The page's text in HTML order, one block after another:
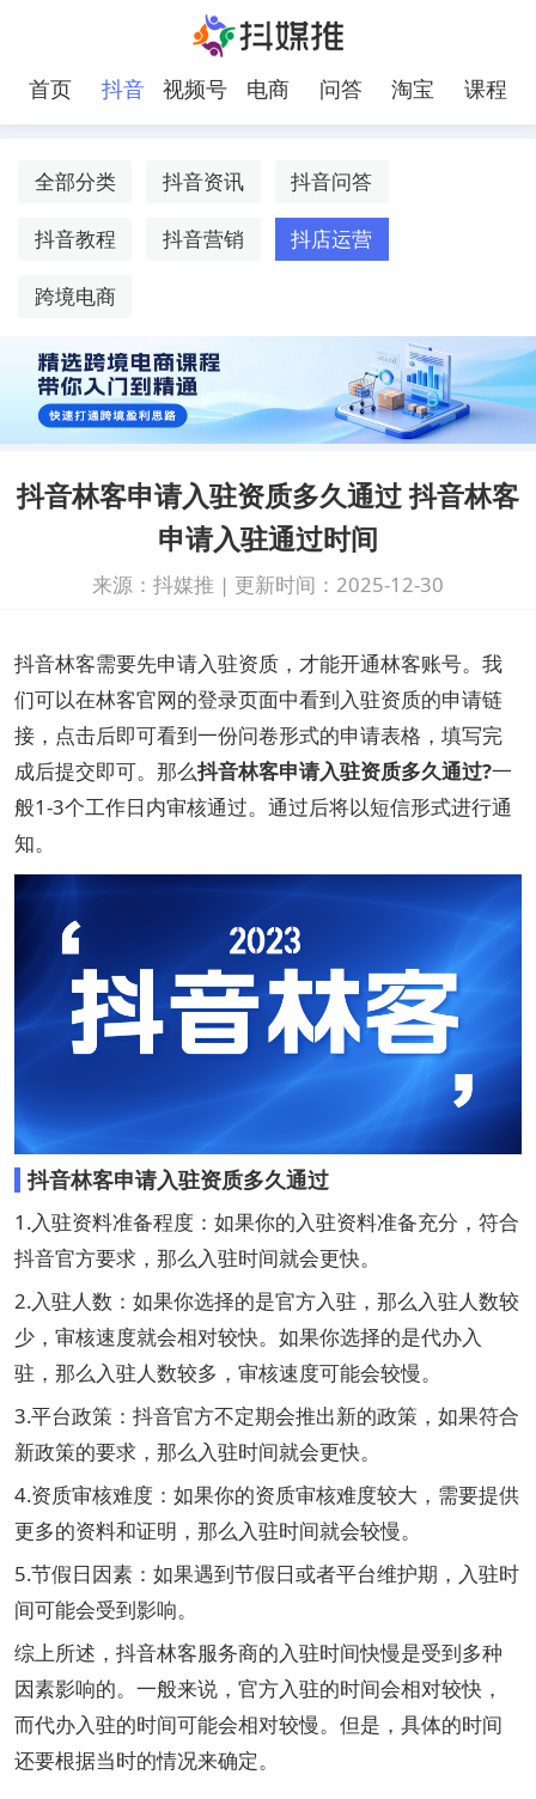
首页 抖音 视频号 电商 问答 淘宝 课程
全部分类 抖音资讯 抖音问答
抖音教程 抖音营销 抖店运营
跨境电商
抖音林客申请入驻资质多久通过 抖音林客
申请入驻通过时间
来源：抖媒推 | 更新时间：2025-12-30
抖音林客需要先申请入驻资质，才能开通林客账号。我
们可以在林客官网的登录页面中看到入驻资质的申请链
接，点击后即可看到一份问卷形式的申请表格，填写完
成后提交即可。那么抖音林客申请入驻资质多久通过?一
般1-3个工作日内审核通过。通过后将以短信形式进行通
知。
抖音林客申请入驻资质多久通过
1.入驻资料准备程度：如果你的入驻资料准备充分，符合
抖音官方要求，那么入驻时间就会更快。
2.入驻人数：如果你选择的是官方入驻，那么入驻人数较
少，审核速度就会相对较快。如果你选择的是代办入
驻，那么入驻人数较多，审核速度可能会较慢。
3.平台政策：抖音官方不定期会推出新的政策，如果符合
新政策的要求，那么入驻时间就会更快。
4.资质审核难度：如果你的资质审核难度较大，需要提供
更多的资料和证明，那么入驻时间就会较慢。
5.节假日因素：如果遇到节假日或者平台维护期，入驻时
间可能会受到影响。
综上所述，抖音林客服务商的入驻时间快慢是受到多种
因素影响的。一般来说，官方入驻的时间会相对较快，
而代办入驻的时间可能会相对较慢。但是，具体的时间
还要根据当时的情况来确定。